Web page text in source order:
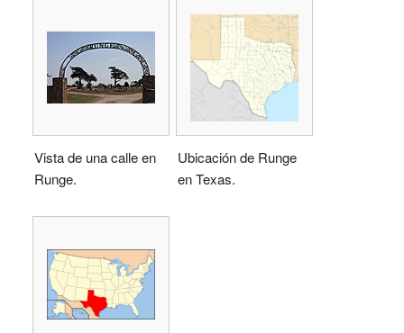
Vista de una calle en
Runge.
Ubicación de Runge
en Texas.